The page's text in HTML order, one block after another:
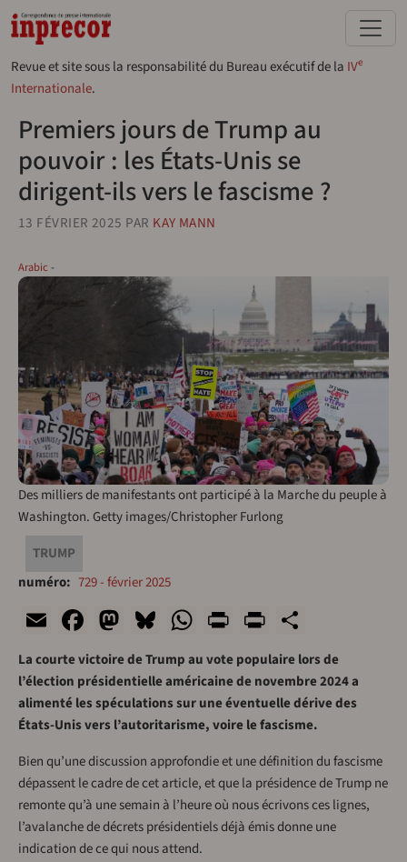
Aller au contenu principal
Revue et site sous la responsabilité du Bureau exécutif de la IVe
Internationale.
Premiers jours de Trump au
pouvoir : les États-Unis se
dirigent-ils vers le fascisme ?
13 FÉVRIER 2025 PAR KAY MANN
Arabic
Des milliers de manifestants ont participé à la Marche du peuple à
Washington. Getty images/Christopher Furlong
TRUMP
numéro
729 - février 2025
EmailFacebook
Mastodon
Bluesky
WhatsApp
Print
La courte victoire de Trump au vote populaire lors de
l’élection présidentielle américaine de novembre 2024 a
alimenté les spéculations sur une éventuelle dérive des
États-Unis vers l’autoritarisme, voire le fascisme.
Bien qu’une discussion approfondie et une définition du fascisme
dépassent le cadre de cet article, et que la présidence de Trump ne
remonte qu’à une semain à l’heure où nous écrivons ces lignes,
l’avalanche de décrets présidentiels déjà émis donne une
indication de ce qui nous attend.